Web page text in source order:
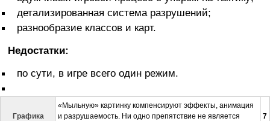
детализированная система разрушений;
разнообразие классов и карт.
Недостатки:
по сути, в игре всего один режим.
Графика
«Мыльную» картинку компенсируют эффекты, анимация
и разрушаемость. Ни одно препятствие не является
7